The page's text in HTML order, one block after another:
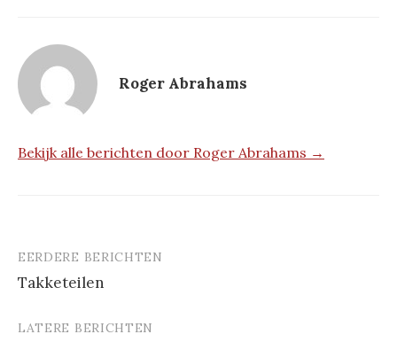
Roger Abrahams
Bekijk alle berichten door Roger Abrahams →
Berichtnavigatie
EERDERE BERICHTEN
Takketeilen
LATERE BERICHTEN